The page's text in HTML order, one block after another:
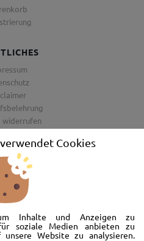
Cookies
Inhalte und Anzeigen zu
soziale Medien anbieten zu
Website zu analysieren.
widerrufen
in Passau zu begrüßen. Wir
für die Automarken Ford, Land
Jaguar und Citroen. Hier in Passau
Wir bieten Ihnen Beratung,